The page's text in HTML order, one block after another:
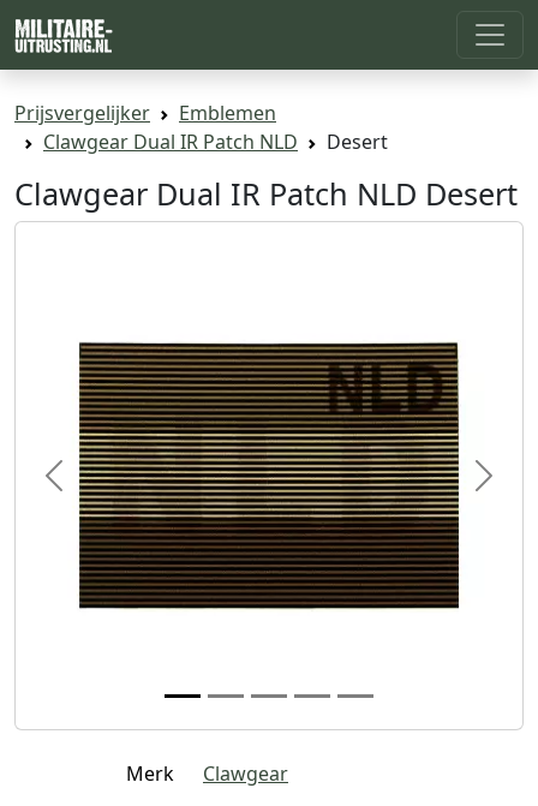
Prijsvergelijker
Emblemen
Clawgear Dual IR Patch NLD
Desert
Clawgear Dual IR Patch NLD Desert
Previous Next
Merk
Clawgear